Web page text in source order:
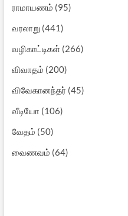
ராமாயணம் (95)
வரலாறு(441)
வழிகாட்டிகள்(266)
விவாதம் (200)
விவேகானந்தர் (45)
வீடியோ (106)
வேதம் (50)
வைணவம் (64)